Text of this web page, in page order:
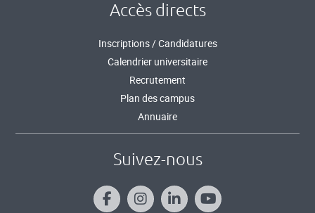
Accès directs
Inscriptions / Candidatures
Calendrier universitaire
Recrutement
Plan des campus
Annuaire
Suivez-nous